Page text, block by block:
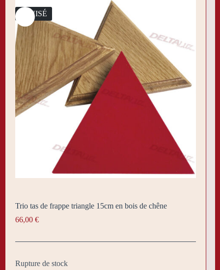
ÉPUISÉ
Trio tas de frappe triangle 15cm en bois de chêne
66,00 €
Rupture de stock